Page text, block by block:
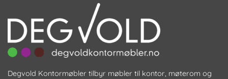
produktsiden
Degvold Kontormøbler tilbyr møbler til kontor, møterom og